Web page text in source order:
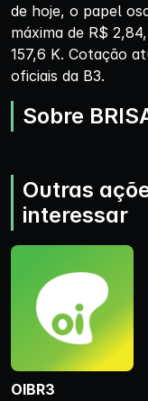
de hoje, o papel
máxima de R$
157,6 K. Cotação
oficiais da B3.
Sobre
Outras
interessar
OIBR3